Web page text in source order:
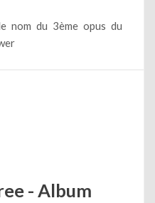
nom du 3ème opus du
- Album